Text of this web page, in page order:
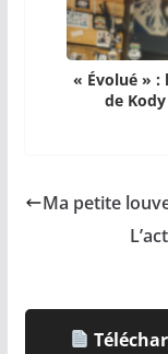
« Évolué » :
de
Ma petite